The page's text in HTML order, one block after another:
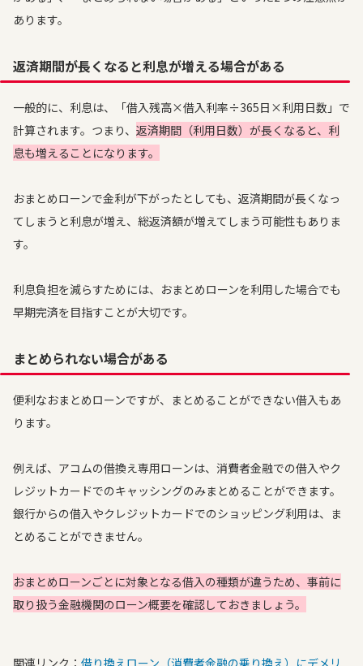
あります。
返済期間が長くなると利息が増える場合がある
一般的に、利息は、「借入残高×借入利率÷365日×利用日数」で
計算されます。つまり、 返済期間（利用日数）が長くなると、利
息も増えることになります。
おまとめローンで金利が下がったとしても、返済期間が長くなっ
てしまうと利息が増え、総返済額が増えてしまう可能性もありま
す。
利息負担を減らすためには、おまとめローンを利用した場合でも
早期完済を目指すことが大切です。
まとめられない場合がある
便利なおまとめローンですが、まとめることができない借入もあ
ります。
例えば、アコムの借換え専用ローンは、消費者金融での借入やク
レジットカードでのキャッシングのみまとめることができます。
銀行からの借入やクレジットカードでのショッピング利用は、ま
とめることができません。
おまとめローンごとに対象となる借入の種類が違うため、事前に
取り扱う金融機関のローン概要を確認しておきましょう。
関連リンク： 借り換えローン（消費者金融の乗り換え）にデメリ